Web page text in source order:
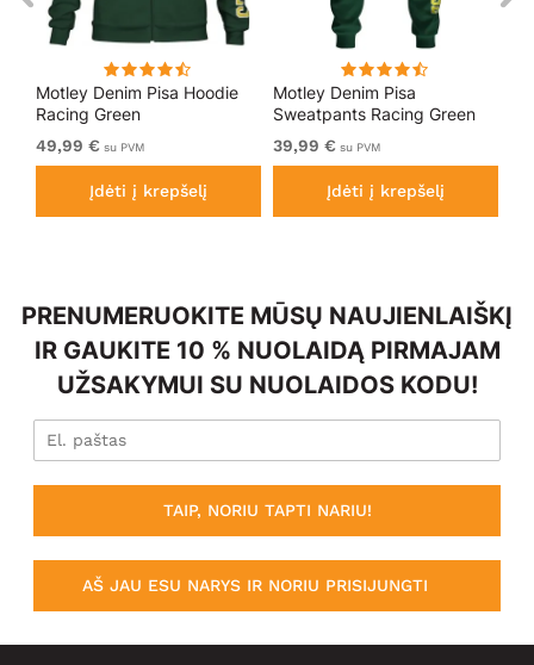
Motley Denim Pisa Hoodie
Racing Green
49,99 € su PVM
Įdėti į krepšelį
Motley Denim Pisa
Sweatpants Racing Green
39,99 € su PVM
Įdėti į krepšelį
PRENUMERUOKITE MŪSŲ NAUJIENLAIŠKĮ
IR GAUKITE 10 % NUOLAIDĄ PIRMAJAM
UŽSAKYMUI SU NUOLAIDOS KODU!
TAIP, NORIU TAPTI NARIU!
AŠ JAU ESU NARYS IR NORIU PRISIJUNGTI